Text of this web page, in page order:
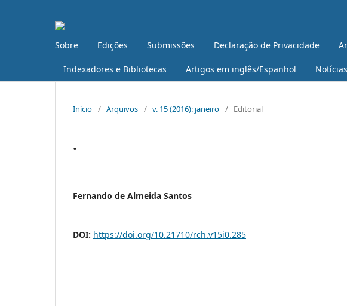
Sobre Edições Submissões Declaração de Privacidade
Indexadores e Bibliotecas Artigos em inglês/Espanhol Notícias
Início / Arquivos / v. 15 (2016): janeiro / Editorial
.
Fernando de Almeida Santos
DOI: https://doi.org/10.21710/rch.v15i0.285